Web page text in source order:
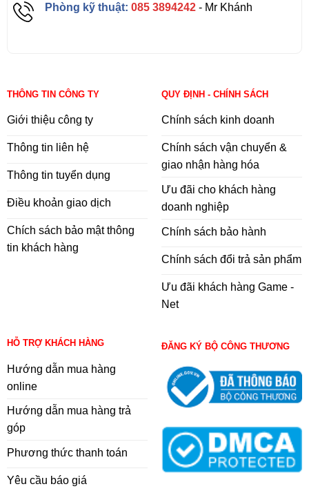
Phòng kỹ thuật:085 3894242 - Mr Khánh
THÔNG TIN CÔNG TY
Giới thiệu công ty
Thông tin liên hệ
Thông tin tuyển dụng
Điều khoản giao dịch
Chích sách bảo mật thông
tin khách hàng
QUY ĐỊNH - CHÍNH SÁCH
Chính sách kinh doanh
Chính sách vận chuyển &
giao nhận hàng hóa
Ưu đãi cho khách hàng
doanh nghiệp
Chính sách bảo hành
Chính sách đổi trả sản phẩm
Ưu đãi khách hàng Game -
Net
HỖ TRỢ KHÁCH HÀNG
Hướng dẫn mua hàng
online
Hướng dẫn mua hàng trả
góp
Phương thức thanh toán
Yêu cầu báo giá
ĐĂNG KÝ BỘ CÔNG THƯƠNG